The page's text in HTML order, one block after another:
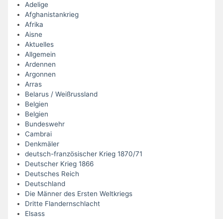
Adelige
Afghanistankrieg
Afrika
Aisne
Aktuelles
Allgemein
Ardennen
Argonnen
Arras
Belarus / Weißrussland
Belgien
Belgien
Bundeswehr
Cambrai
Denkmäler
deutsch-französischer Krieg 1870/71
Deutscher Krieg 1866
Deutsches Reich
Deutschland
Die Männer des Ersten Weltkriegs
Dritte Flandernschlacht
Elsass